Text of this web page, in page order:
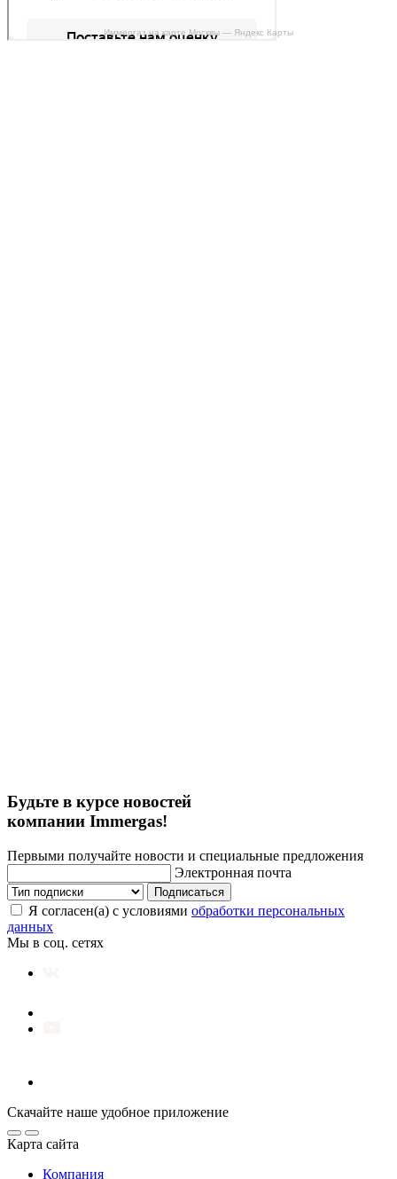
Иммергаз на карте Москвы — Яндекс Карты
Будьте в курсе новостей
компании Immergas!
Первыми получайте новости и специальные предложения
Электронная почта
Подписаться
Я согласен(а) с условиями обработки персональных
данных
Мы в соц. сетях
Скачайте наше удобное приложение
Карта сайта
Компания